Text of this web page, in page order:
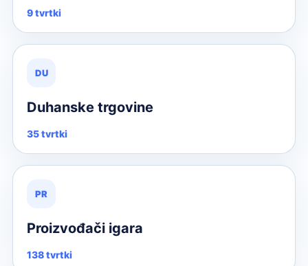
9 tvrtki
DU
Duhanske trgovine
35 tvrtki
PR
Proizvođači igara
138 tvrtki